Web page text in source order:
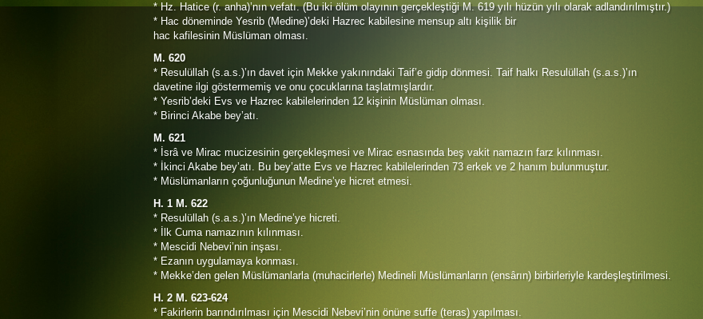
* Hz. Hatice (r. anha)’nın vefatı. (Bu iki ölüm olayının gerçekleştiği M. 619 yılı hüzün yılı olarak adlandırılmıştır.)
* Hac döneminde Yesrib (Medine)’deki Hazrec kabilesine mensup altı kişilik bir
hac kafilesinin Müslüman olması.
M. 620
* Resulüllah (s.a.s.)’ın davet için Mekke yakınındaki Taif’e gidip dönmesi. Taif halkı Resulüllah (s.a.s.)’ın
davetine ilgi göstermemiş ve onu çocuklarına taşlatmışlardır.
* Yesrib’deki Evs ve Hazrec kabilelerinden 12 kişinin Müslüman olması.
* Birinci Akabe bey’atı.
M. 621
* İsrâ ve Mirac mucizesinin gerçekleşmesi ve Mirac esnasında beş vakit namazın farz kılınması.
* İkinci Akabe bey’atı. Bu bey’atte Evs ve Hazrec kabilelerinden 73 erkek ve 2 hanım bulunmuştur.
* Müslümanların çoğunluğunun Medine’ye hicret etmesi.
H. 1 M. 622
* Resulüllah (s.a.s.)’ın Medine’ye hicreti.
* İlk Cuma namazının kılınması.
* Mescidi Nebevi’nin inşası.
* Ezanın uygulamaya konması.
* Mekke’den gelen Müslümanlarla (muhacirlerle) Medineli Müslümanların (ensârın) birbirleriyle kardeşleştirilmesi.
H. 2 M. 623-624
* Fakirlerin barındırılması için Mescidi Nebevi’nin önüne suffe (teras) yapılması.